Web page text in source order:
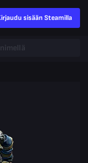
sisään Steamilla
Heavy